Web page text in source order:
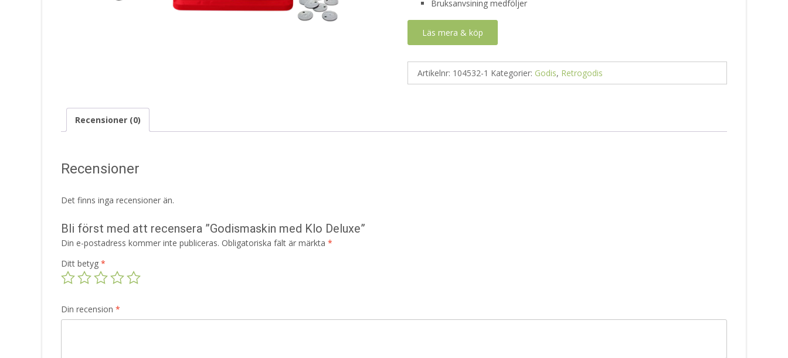
Bruksanvsining medföljer
Läs mera & köp
Artikelnr: 104532-1 Kategorier: Godis, Retrogodis
Recensioner (0)
Recensioner
Det finns inga recensioner än.
Bli först med att recensera ”Godismaskin med Klo Deluxe”
Din e-postadress kommer inte publiceras. Obligatoriska fält är märkta *
Ditt betyg *
Din recension *